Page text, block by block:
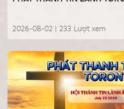
2026-08-02 | Lượt xem
233